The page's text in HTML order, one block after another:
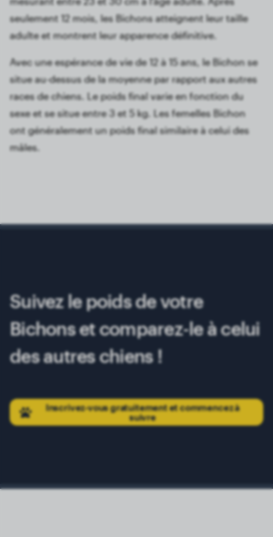
seulement 12 mois, les Bichons atteignent leur taille
adulte et montrent leur apparence définitive.
Avec une espérance de vie de 12 à 15 ans, le Bichon se
situe au-dessus de la moyenne par rapport aux autres
races de chiens. Le poids final varie en fonction du
sexe et se situe entre 3 et 5 kg. Les femelles Bichon
ont généralement un poids final similaire à celui des
mâles.
Suivez le poids de votre
Bichons et comparez-le à celui
des autres chiens !
Inscrivez-vous gratuitement et commencez à
suivre